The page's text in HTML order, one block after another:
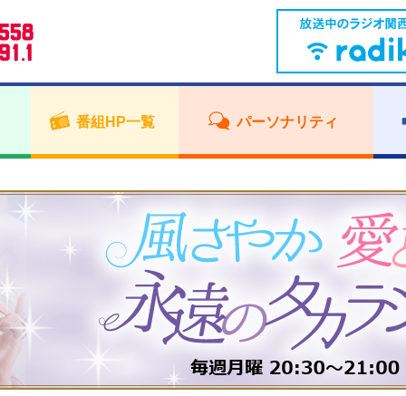
番組HP一覧 パーソナリティ